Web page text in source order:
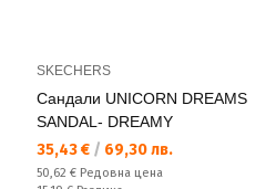
SKECHERS
Сандали UNICORN DREAMS
SANDAL- DREAMY
Текуща цена:
35,43 € / 69,30 лв.
Редовна цена:
50,62 € Редовна цена